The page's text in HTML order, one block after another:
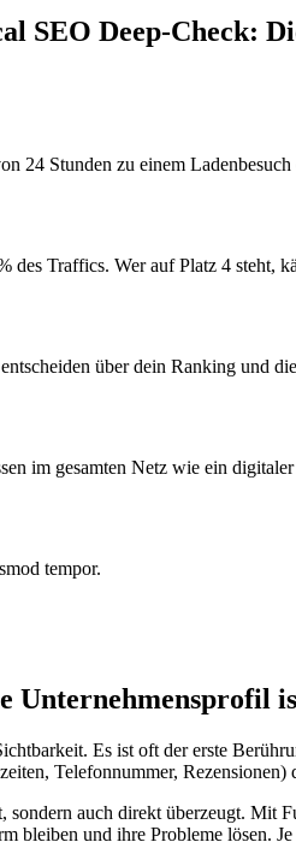
SEO Deep-Check:
24 Stunden zu einem
des Traffics. Wer auf Platz 4 steht,
über dein Ranking und
im gesamten Netz wie ein
tempor.
Unternehmensprofil
Es ist oft der erste
Telefonnummer,
auch direkt überzeugt.
und ihre Probleme lösen.